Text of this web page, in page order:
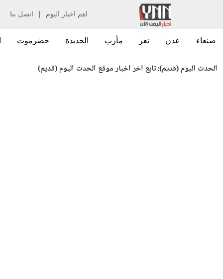
اهم اخبار اليوم | اتصل بنا
صنعاء عدن تعز مأرب الحديدة حضرموت
الحدث اليوم (قديم):تابع اخر اخبار موقع الحدث اليوم (قديم)